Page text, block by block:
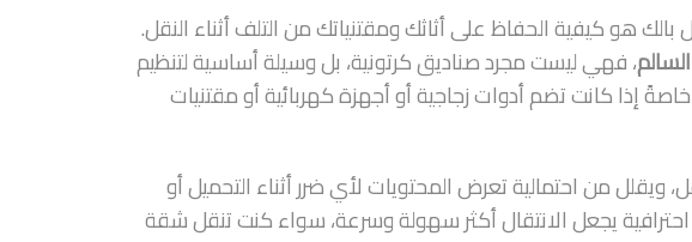
هو كيفية الحفاظ على أثاثك ومقتنياتك من التلف أثناء النقل.
، فهي ليست مجرد صناديق كرتونية، بل وسيلة أساسية لتنظيم
إذا كانت تضم أدوات زجاجية أو أجهزة كهربائية أو مقتنيات
ويقلل من احتمالية تعرض المحتويات لأي ضرر أثناء التحميل أو
يجعل الانتقال أكثر سهولة وسرعة، سواء كنت تنقل شقة